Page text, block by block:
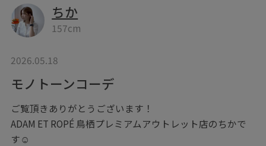
ちか
157cm
2026.05.18
モノトーンコーデ
ご覧頂きありがとうございます！
ADAM ET ROPÉ 鳥栖プレミアムアウトレット店のちかで
す☺︎